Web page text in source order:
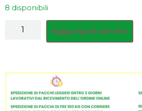
8 disponibili
Aggiungi al carrello